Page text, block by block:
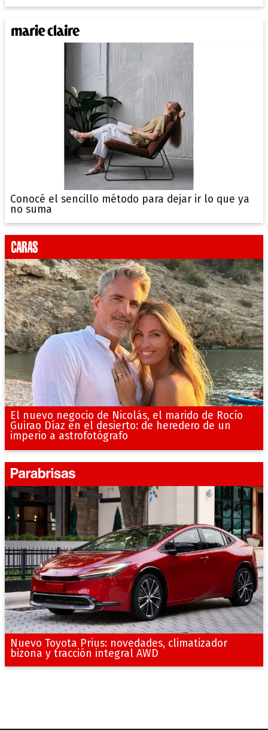
Conocé el sencillo método para dejar ir lo que ya
no suma
El nuevo negocio de Nicolás, el marido de Rocío
Guirao Díaz en el desierto: de heredero de un
imperio a astrofotógrafo
Nuevo Toyota Prius: novedades, climatizador
bizona y tracción integral AWD